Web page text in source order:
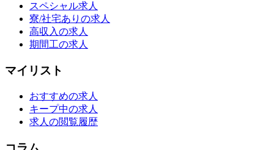
スペシャル求人
寮/社宅ありの求人
高収入の求人
期間工の求人
マイリスト
おすすめの求人
キープ中の求人
求人の閲覧履歴